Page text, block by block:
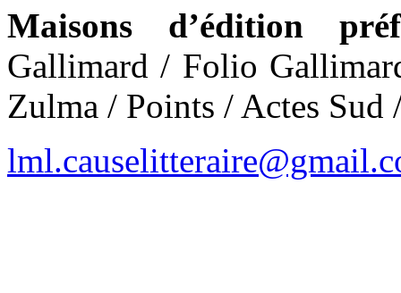
Maisons d’édition
Gallimard / Folio
Zulma / Points / Actes Sud